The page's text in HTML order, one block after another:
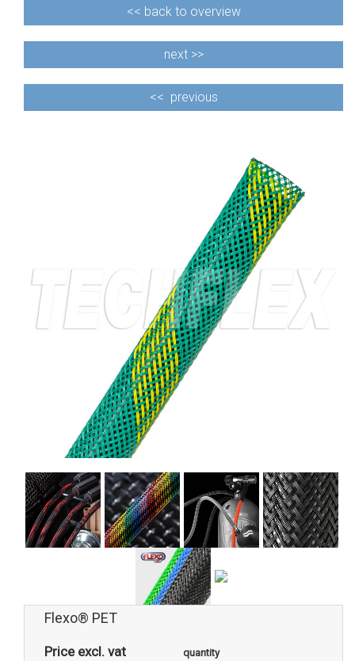
<< back to overview
next >>
<< previous
Flexo® PET
Price excl. vat quantity